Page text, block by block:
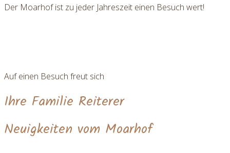
Der Moarhof ist zu jeder Jahreszeit einen Besuch wert!
Auf einen Besuch freut sich
Ihre Familie Reiterer
Neuigkeiten vom Moarhof